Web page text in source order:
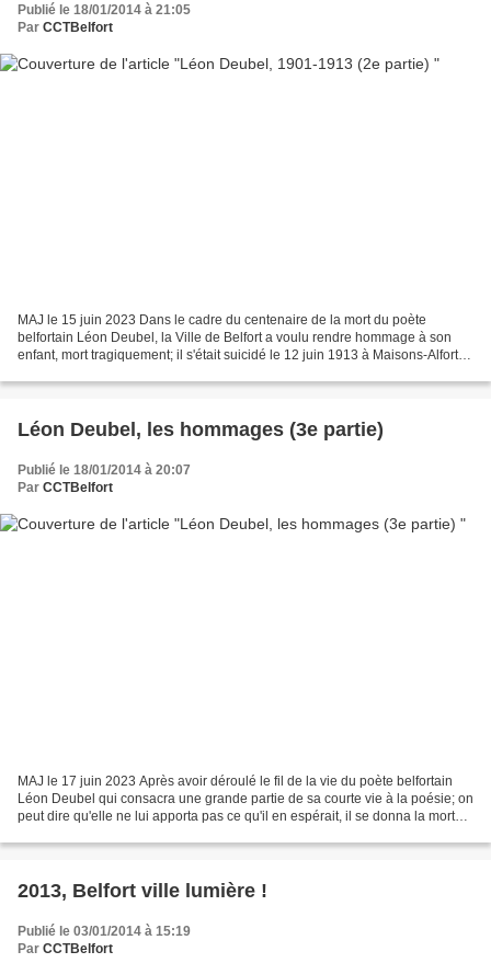
Publié le 18/01/2014 à 21:05
Par CCTBelfort
MAJ le 15 juin 2023 Dans le cadre du centenaire de la mort du poète
belfortain Léon Deubel, la Ville de Belfort a voulu rendre hommage à son
enfant, mort tragiquement; il s'était suicidé le 12 juin 1913 à Maisons-Alfort,
Léon Deubel, les hommages (3e partie)
Publié le 18/01/2014 à 20:07
Par CCTBelfort
MAJ le 17 juin 2023 Après avoir déroulé le fil de la vie du poète belfortain
Léon Deubel qui consacra une grande partie de sa courte vie à la poésie; on
peut dire qu'elle ne lui apporta pas ce qu'il en espérait, il se donna la mort
2013, Belfort ville lumière !
Publié le 03/01/2014 à 15:19
Par CCTBelfort